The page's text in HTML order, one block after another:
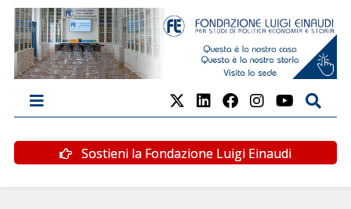
Sostieni la Fondazione Luigi Einaudi